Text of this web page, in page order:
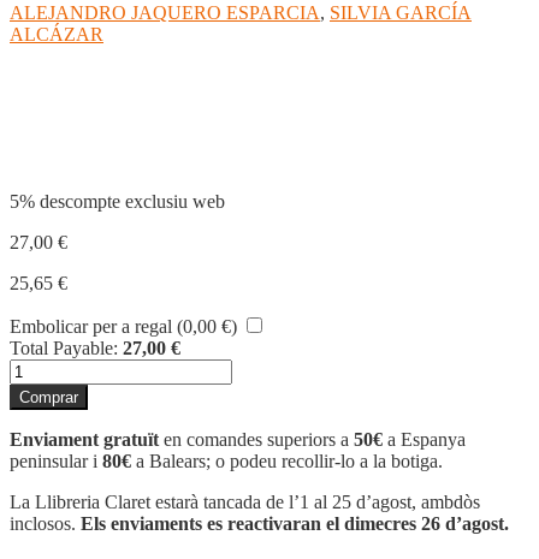
ALEJANDRO JAQUERO ESPARCIA, SILVIA GARCÍA
ALCÁZAR
5% descompte exclusiu web
27,00 €
25,65 €
Embolicar per a regal (0,00 €)
Total Payable: 27,00 €
quantitat
de
ARTE
Y
DEVOCIÓN
EN
CASTILLA-
LA
Comprar
Enviament gratuït en comandes superiors a 50€ a Espanya
peninsular i 80€ a Balears; o podeu recollir-lo a la botiga.
La Llibreria Claret estarà tancada de l’1 al 25 d’agost, ambdòs
inclosos. Els enviaments es reactivaran el dimecres 26 d’agost.